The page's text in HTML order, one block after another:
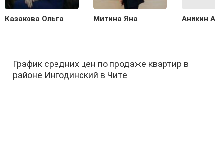
Казакова Ольга Митина Яна Аникин
График средних цен по продаже квартир в
районе Ингодинский в Чите